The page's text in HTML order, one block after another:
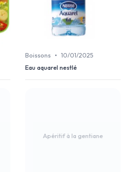
Boissons • 10/01/2025
Eau aquarel nestlé
Apéritif à la gentiane